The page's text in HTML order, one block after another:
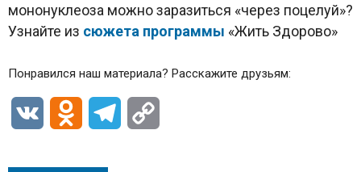
мононуклеоза можно заразиться «через поцелуй»?
Узнайте из сюжета программы «Жить Здорово»
Понравился наш материала? Расскажите друзьям:
VK Odnoklassniki
Telegram